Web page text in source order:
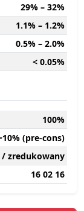
29% – 32%
1.1% – 1.2%
0.5% – 2.0%
< 0.05%
100%
(pre-cons)
/ zredukowany
16 02 16